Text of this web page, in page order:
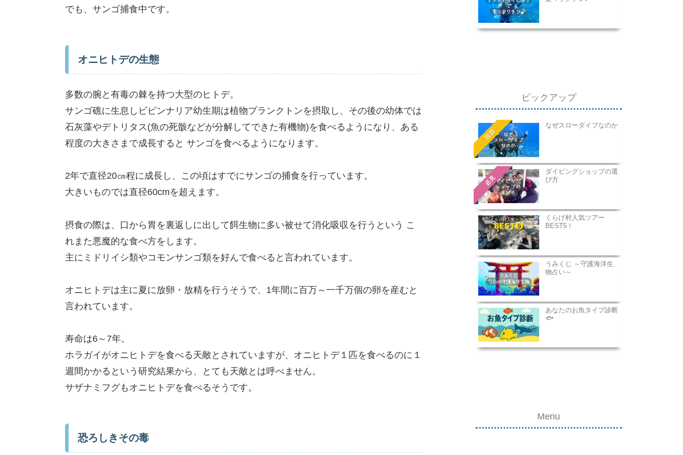
でも、サンゴ捕食中です。
オニヒトデの生態
多数の腕と有毒の棘を持つ大型のヒトデ。
サンゴ礁に生息しビピンナリア幼生期は植物プランクトンを摂取し、その後の幼体では
石灰藻やデトリタス(魚の死骸などが分解してできた有機物)を食べるようになり、ある
程度の大きさまで成長すると サンゴを食べるようになります。
2年で直径20㎝程に成長し、この頃はすでにサンゴの捕食を行っています。
大きいものでは直径60cmを超えます。
摂食の際は、口から胃を裏返しに出して餌生物に多い被せて消化吸収を行うという こ
れまた悪魔的な食べ方をします。
主にミドリイシ類やコモンサンゴ類を好んで食べると言われています。
オニヒトデは主に夏に放卵・放精を行うそうで、1年間に百万～一千万個の卵を産むと
言われています。
寿命は6～7年。
ホラガイがオニヒトデを食べる天敵とされていますが、オニヒトデ１匹を食べるのに１
週間かかるという研究結果から、とても天敵とは呼べません。
サザナミフグもオニヒトデを食べるそうです。
恐ろしきその毒
ピックアップ
注目
なぜスローダイブなのか
必見
ダイビングショップの選
び方
くらげ村人気ツアー
BEST5！
うみくじ ～守護海洋生
物占い～
あなたのお魚タイプ診断
🐟
Menu